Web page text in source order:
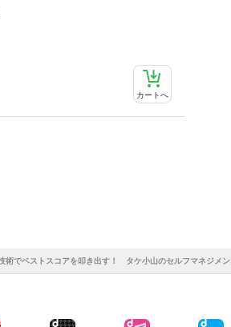
カートへ
術でベストスコアを叩き出す！ タケ小山のセルフマネジメン